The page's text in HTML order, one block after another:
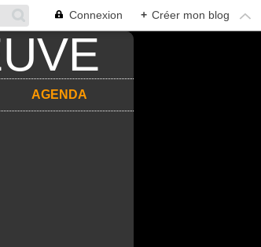
Connexion + Créer mon blog
AGENDA